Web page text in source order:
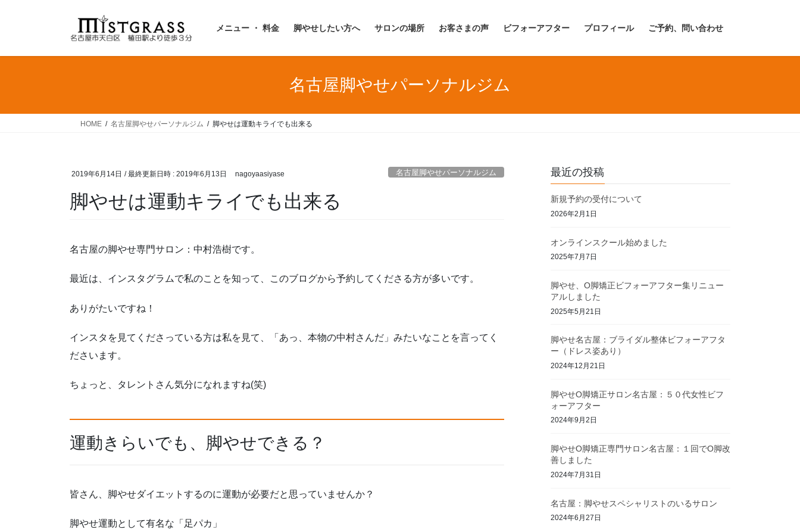
メニュー ・ 料金 脚やせしたい方へ サロンの場所 お客さまの声 ビフォーアフター プロフィール ご予約、問い合わせ
名古屋脚やせパーソナルジム
HOME 名古屋脚やせパーソナルジム 脚やせは運動キライでも出来る
2019年6月14日 / 最終更新日時 : 2019年6月13日 nagoyaasiyase 名古屋脚やせパーソナルジム
脚やせは運動キライでも出来る
名古屋の脚やせ専門サロン：中村浩樹です。
最近は、インスタグラムで私のことを知って、このブログから予約してくださる方が多いです。
ありがたいですね！
インスタを見てくださっている方は私を見て、「あっ、本物の中村さんだ」みたいなことを言ってく
ださいます。
ちょっと、タレントさん気分になれますね(笑)
運動きらいでも、脚やせできる？
皆さん、脚やせダイエットするのに運動が必要だと思っていませんか？
脚やせ運動として有名な「足パカ」
最近の投稿
新規予約の受付について
2026年2月1日
オンラインスクール始めました
2025年7月7日
脚やせ、O脚矯正ビフォーアフター集リニュー
アルしました
2025年5月21日
脚やせ名古屋：ブライダル整体ビフォーアフタ
ー（ドレス姿あり）
2024年12月21日
脚やせO脚矯正サロン名古屋：５０代女性ビフ
ォーアフター
2024年9月2日
脚やせO脚矯正専門サロン名古屋：１回でO脚改
善しました
2024年7月31日
名古屋：脚やせスペシャリストのいるサロン
2024年6月27日